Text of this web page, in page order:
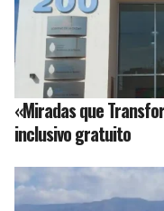
«Miradas que
inclusivo gratuito